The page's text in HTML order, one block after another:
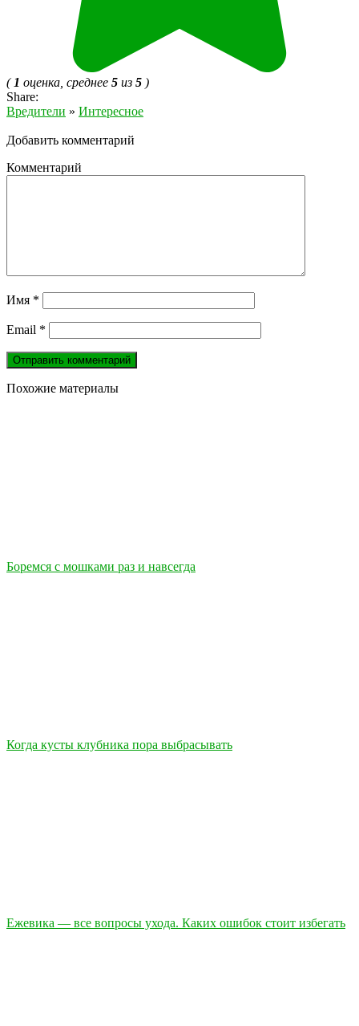
( 1 оценка, среднее 5 из 5 )
Share:
Вредители » Интересное
Добавить комментарий
Комментарий
Имя *
Email *
Похожие материалы
Боремся с мошками раз и навсегда
Когда кусты клубника пора выбрасывать
Ежевика — все вопросы ухода. Каких ошибок стоит избегать